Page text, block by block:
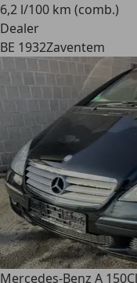
6,2 l/100 km (comb.)
Dealer
BE 1932Zaventem
Mercedes-Benz A 150